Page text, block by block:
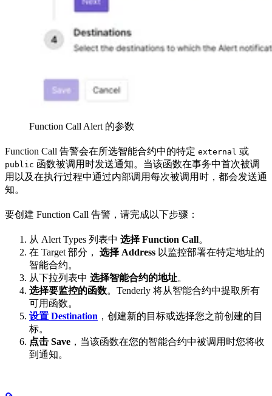
Function Call Alert 的参数
Function Call 告警会在所选智能合约中的特定 external 或
public 函数被调用时发送通知。当该函数在事务中首次被调
用以及在执行过程中通过内部调用每次被调用时，都会发送通
知。
要创建 Function Call 告警，请完成以下步骤：
从 Alert Types 列表中 选择 Function Call。
在 Target 部分， 选择 Address 以监控部署在特定地址的
智能合约。
从下拉列表中 选择智能合约的地址。
选择要监控的函数。Tenderly 将从智能合约中提取所有
可用函数。
设置 Destination ，创建新的目标或选择您之前创建的目
标。
点击 Save ，当该函数在您的智能合约中被调用时您将收
到通知。